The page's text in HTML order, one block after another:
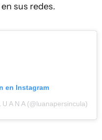
sus redes.
en Instagram
A N A (@luanapersincula)